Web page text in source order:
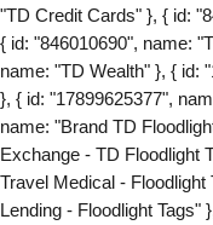
"TD Credit Cards" }, { id:
{ id: "846010690", name:
name: "TD Wealth" }, { id:
}, { id: "17899625377",
name: "Brand TD
Exchange - TD Floodlight
Travel Medical -
Lending - Floodlight Tags"